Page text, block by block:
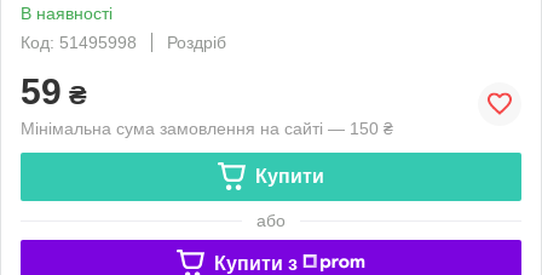
В наявності
Код: 51495998
Роздріб
59 ₴
Мінімальна сума замовлення на сайті — 150 ₴
Купити
або
Купити з